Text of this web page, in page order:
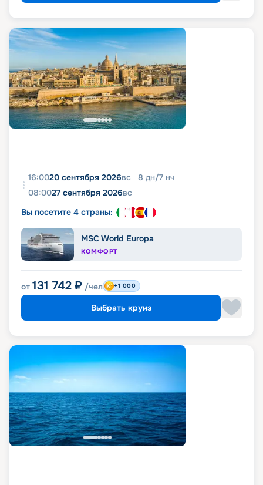
16:0020 сентября 2026вс 8 дн/7 нч
08:0027 сентября 2026вс
Вы посетите 4 страны:
MSC World Europa
КОМФОРТ
от 131 742 ₽ /чел +1 000
Выбрать круиз